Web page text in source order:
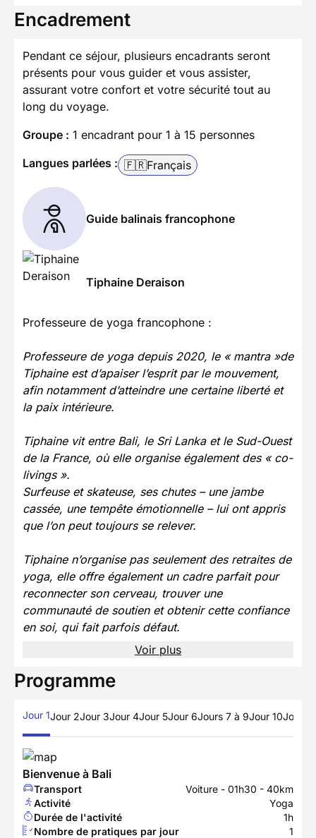
Encadrement
Pendant ce séjour, plusieurs encadrants seront
présents pour vous guider et vous assister,
assurant votre confort et votre sécurité tout au
long du voyage.
Groupe : 1 encadrant pour 1 à 15 personnes
Langues parlées : 🇫🇷Français
Guide balinais francophone
Tiphaine Deraison
Professeure de yoga francophone :
Professeure de yoga depuis 2020, le « mantra »de
Tiphaine est d’apaiser l’esprit par le mouvement,
afin notamment d’atteindre une certaine liberté et
la paix intérieure.
Tiphaine vit entre Bali, le Sri Lanka et le Sud-Ouest
de la France, où elle organise également des « co-
livings ».
Surfeuse et skateuse, ses chutes – une jambe
cassée, une tempête émotionnelle – lui ont appris
que l’on peut toujours se relever.
Tiphaine n’organise pas seulement des retraites de
yoga, elle offre également un cadre parfait pour
reconnecter son cerveau, trouver une
communauté de soutien et obtenir cette confiance
en soi, qui fait parfois défaut.
Voir plus
Programme
Jour 1Jour 2Jour 3Jour 4Jour 5Jour 6Jours 7 à 9Jour 10Jour 11
Bienvenue à Bali
Transport
Voiture - 01h30 - 40km
Activité
Yoga
Durée de l'activité
1h
Nombre de pratiques par jour
1